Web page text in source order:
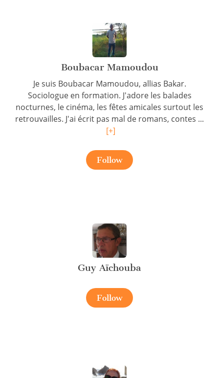
Boubacar Mamoudou
Je suis Boubacar Mamoudou, allias Bakar.
Sociologue en formation. J'adore les balades
nocturnes, le cinéma, les fêtes amicales surtout les
retrouvailles. J'ai écrit pas mal de romans, contes ...
[+]
Follow
Guy Aïchouba
Follow